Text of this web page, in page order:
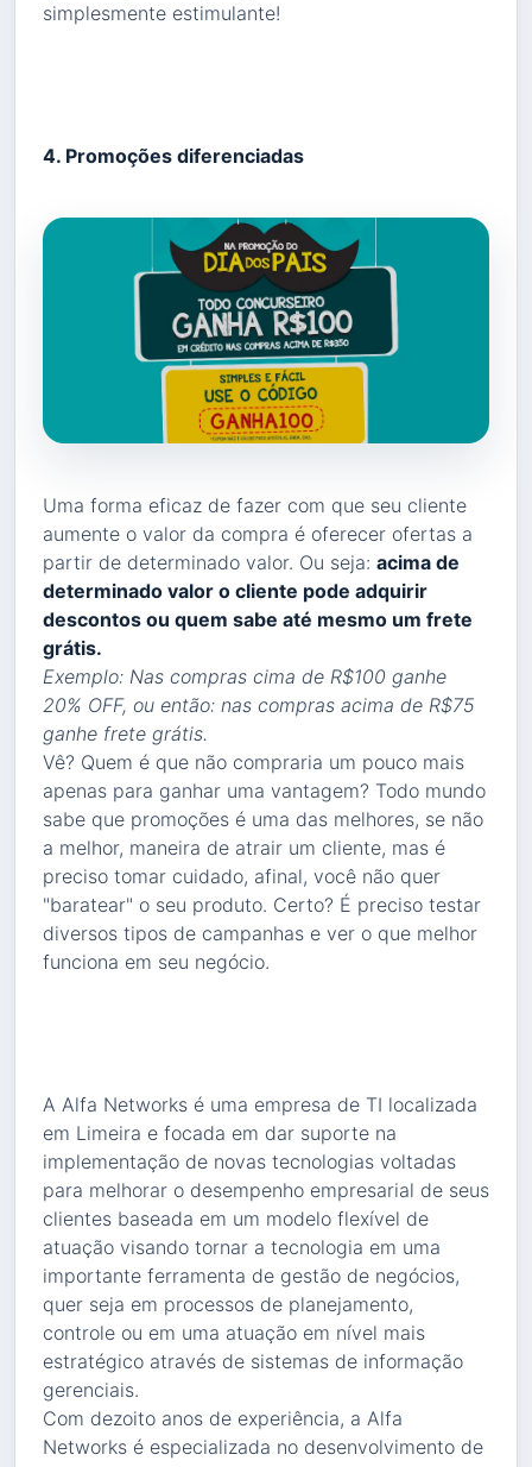
simplesmente estimulante!
4. Promoções diferenciadas
Uma forma eficaz de fazer com que seu cliente
aumente o valor da compra é oferecer ofertas a
partir de determinado valor. Ou seja: acima de
determinado valor o cliente pode adquirir
descontos ou quem sabe até mesmo um frete
grátis.
Exemplo: Nas compras cima de R$100 ganhe
20% OFF, ou então: nas compras acima de R$75
ganhe frete grátis.
Vê? Quem é que não compraria um pouco mais
apenas para ganhar uma vantagem? Todo mundo
sabe que promoções é uma das melhores, se não
a melhor, maneira de atrair um cliente, mas é
preciso tomar cuidado, afinal, você não quer
"baratear" o seu produto. Certo? É preciso testar
diversos tipos de campanhas e ver o que melhor
funciona em seu negócio.
A Alfa Networks é uma empresa de TI localizada
em Limeira e focada em dar suporte na
implementação de novas tecnologias voltadas
para melhorar o desempenho empresarial de seus
clientes baseada em um modelo flexível de
atuação visando tornar a tecnologia em uma
importante ferramenta de gestão de negócios,
quer seja em processos de planejamento,
controle ou em uma atuação em nível mais
estratégico através de sistemas de informação
gerenciais.
Com dezoito anos de experiência, a Alfa
Networks é especializada no desenvolvimento de